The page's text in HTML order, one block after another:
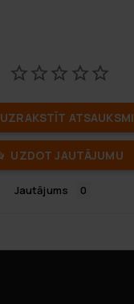
UZRAKSTĪT ATSAUKSMI
UZDOT JAUTĀJUMU
Jautājums